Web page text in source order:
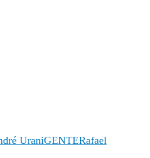
UraniGENTERafael